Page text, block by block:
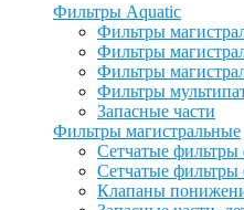
Фильтры Aquatic
Фильтры
Фильтры
Фильтры
Фильтры
Запасные части
Фильтры магистральные
Сетчатые
Сетчатые
Клапаны